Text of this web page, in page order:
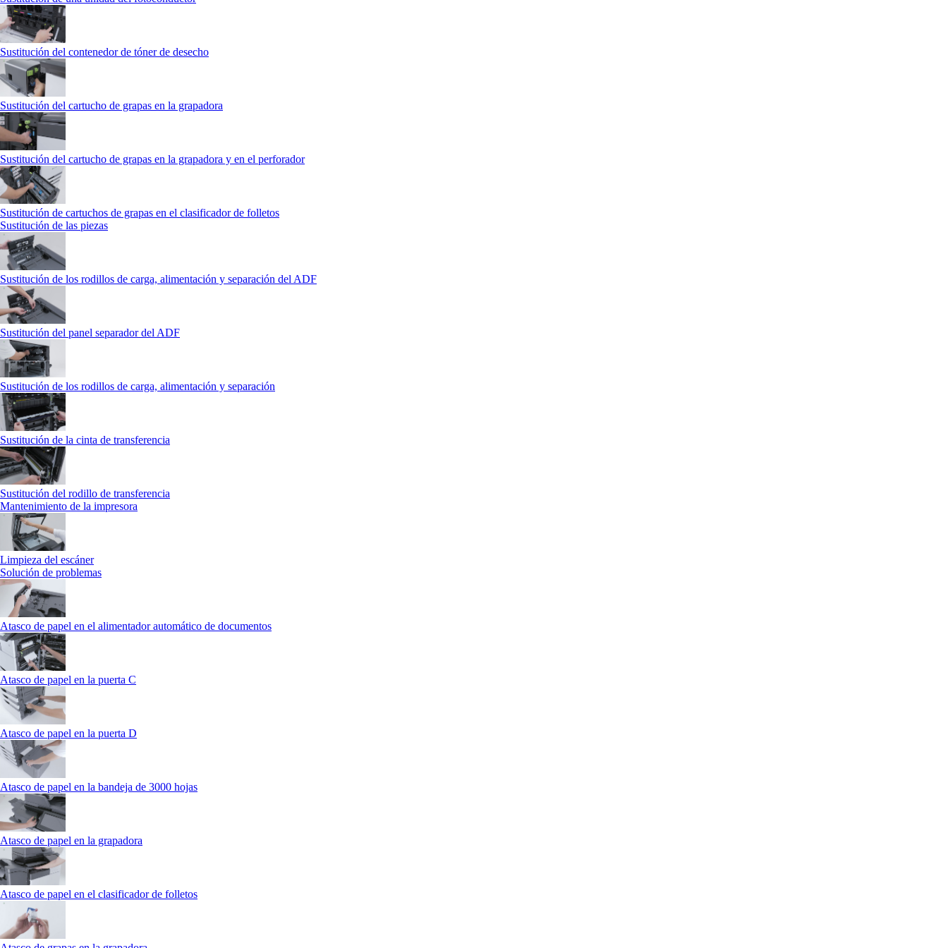
Sustitución del contenedor de tóner de desecho
Sustitución del cartucho de grapas en la grapadora
Sustitución del cartucho de grapas en la grapadora y en el perforador
Sustitución de cartuchos de grapas en el clasificador de folletos
Sustitución de las piezas
Sustitución de los rodillos de carga, alimentación y separación del ADF
Sustitución del panel separador del ADF
Sustitución de los rodillos de carga, alimentación y separación
Sustitución de la cinta de transferencia
Sustitución del rodillo de transferencia
Mantenimiento de la impresora
Limpieza del escáner
Solución de problemas
Atasco de papel en el alimentador automático de documentos
Atasco de papel en la puerta C
Atasco de papel en la puerta D
Atasco de papel en la bandeja de 3000 hojas
Atasco de papel en la grapadora
Atasco de papel en el clasificador de folletos